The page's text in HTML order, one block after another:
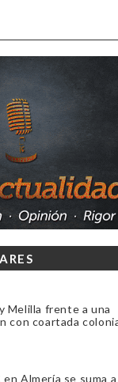
Melilla frente a una
con coartada
en Almería se suma a